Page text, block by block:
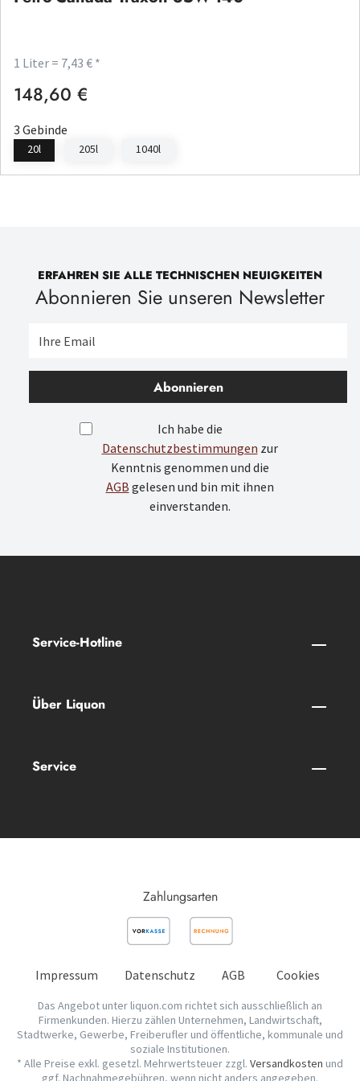
1 Liter = 7,43 € *
Regulärer Preis:
148,60 €
3 Gebinde
20l 205l 1040l
ERFAHREN SIE ALLE TECHNISCHEN NEUIGKEITEN
Abonnieren Sie unseren Newsletter
Abonnieren
Ich habe die
Datenschutzbestimmungen zur
Kenntnis genommen und die
AGB gelesen und bin mit ihnen
einverstanden.
Service-Hotline
Über Liquon
Service
Zahlungsarten
Impressum Datenschutz AGB Cookies
Das Angebot unter liquon.com richtet sich ausschließlich an
Firmenkunden. Hierzu zählen Unternehmen, Landwirtschaft,
Stadtwerke, Gewerbe, Freiberufler und öffentliche, kommunale und
soziale Institutionen.
* Alle Preise exkl. gesetzl. Mehrwertsteuer zzgl. Versandkosten und
ggf. Nachnahmegebühren, wenn nicht anders angegeben.